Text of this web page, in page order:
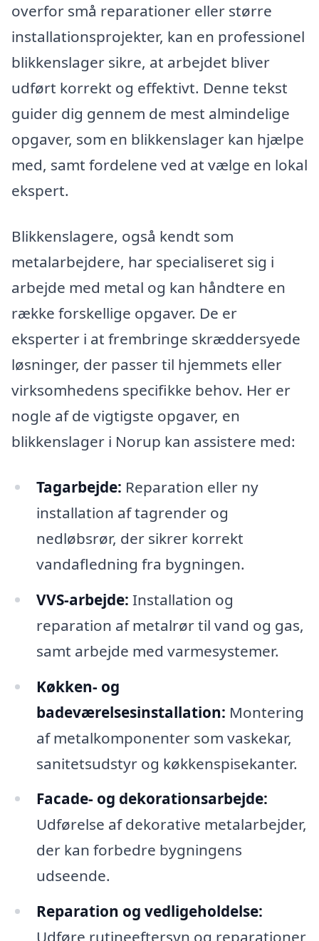
overfor små reparationer eller større
installationsprojekter, kan en professionel
blikkenslager sikre, at arbejdet bliver
udført korrekt og effektivt. Denne tekst
guider dig gennem de mest almindelige
opgaver, som en blikkenslager kan hjælpe
med, samt fordelene ved at vælge en lokal
ekspert.
Blikkenslagere, også kendt som
metalarbejdere, har specialiseret sig i
arbejde med metal og kan håndtere en
række forskellige opgaver. De er
eksperter i at frembringe skræddersyede
løsninger, der passer til hjemmets eller
virksomhedens specifikke behov. Her er
nogle af de vigtigste opgaver, en
blikkenslager i Norup kan assistere med:
Tagarbejde: Reparation eller ny
installation af tagrender og
nedløbsrør, der sikrer korrekt
vandafledning fra bygningen.
VVS-arbejde: Installation og
reparation af metalrør til vand og gas,
samt arbejde med varmesystemer.
Køkken- og
badeværelsesinstallation: Montering
af metalkomponenter som vaskekar,
sanitetsudstyr og køkkenspisekanter.
Facade- og dekorationsarbejde:
Udførelse af dekorative metalarbejder,
der kan forbedre bygningens
udseende.
Reparation og vedligeholdelse:
Udføre rutineeftersyn og reparationer